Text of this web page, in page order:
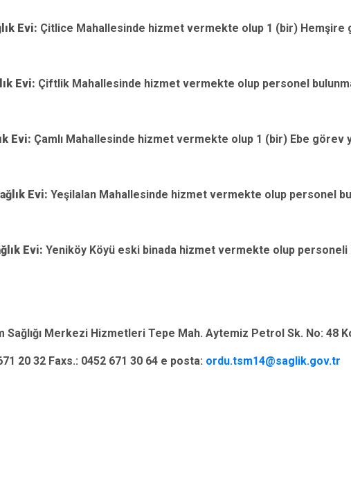
Evi: Çitlice Mahallesinde hizmet vermekte olup 1 (bir) Hemşire
Evi: Çiftlik Mahallesinde hizmet vermekte olup personel
Evi: Çamlı Mahallesinde hizmet vermekte olup 1 (bir) Ebe görev
Evi:Yeşilalan Mahallesinde hizmet vermekte olup personel
Evi:Yeniköy Köyü eski binada hizmet vermekte olup personeli
Sağlığı Merkezi Hizmetleri Tepe Mah. Aytemiz Petrol Sk. No: 48
20 32 Faxs.: 0452 671 30 64 e posta: ordu.tsm14@saglik.gov.tr